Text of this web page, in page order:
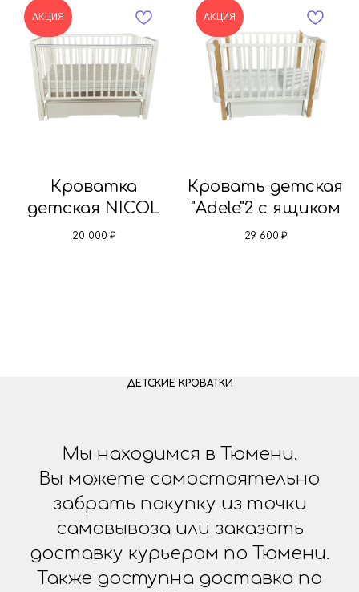
АКЦИЯ
Кроватка
детская NICOL
20 000 ₽
АКЦИЯ
Кровать детская
"Adele"2 с ящиком
29 600 ₽
ДЕТСКИЕ КРОВАТКИ
Мы находимся в Тюмени.
Вы можете самостоятельно
забрать покупку из точки
самовывоза или заказать
доставку курьером по Тюмени.
Также доступна доставка по